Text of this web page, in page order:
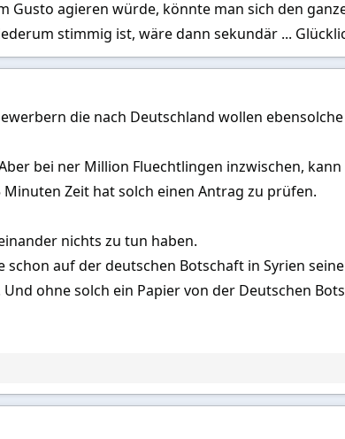
Gusto agieren würde, könnte man sich den
stimmig ist, wäre dann sekundär ...
die nach Deutschland wollen
bei ner Million Fluechtlingen inzwischen,
Zeit hat solch einen Antrag zu prüfen.
nichts zu tun haben.
schon auf der deutschen Botschaft in Syrien
ohne solch ein Papier von der Deutschen